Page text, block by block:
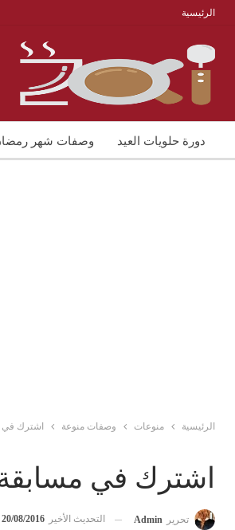
الرئيسية
دورة حلويات العيد وصفات شهر
الرئيسية منوعات وصفات منوعة اشترك في
اشترك في
تحرير Admin التحديث الأخير 20/08/2016